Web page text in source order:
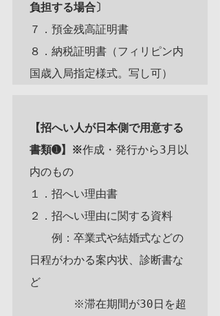
負担する場合〕
７．預金残高証明書
８．納税証明書（フィリピン内
【招へい人が日本側で用意する
書類➊】※作成・発行から3月以
内のもの
１．招へい理由書
２．招へい理由に関する資料
例：卒業式や結婚式などの
日程がわかる案内状、診断書な
ど
※滞在期間が30日を超